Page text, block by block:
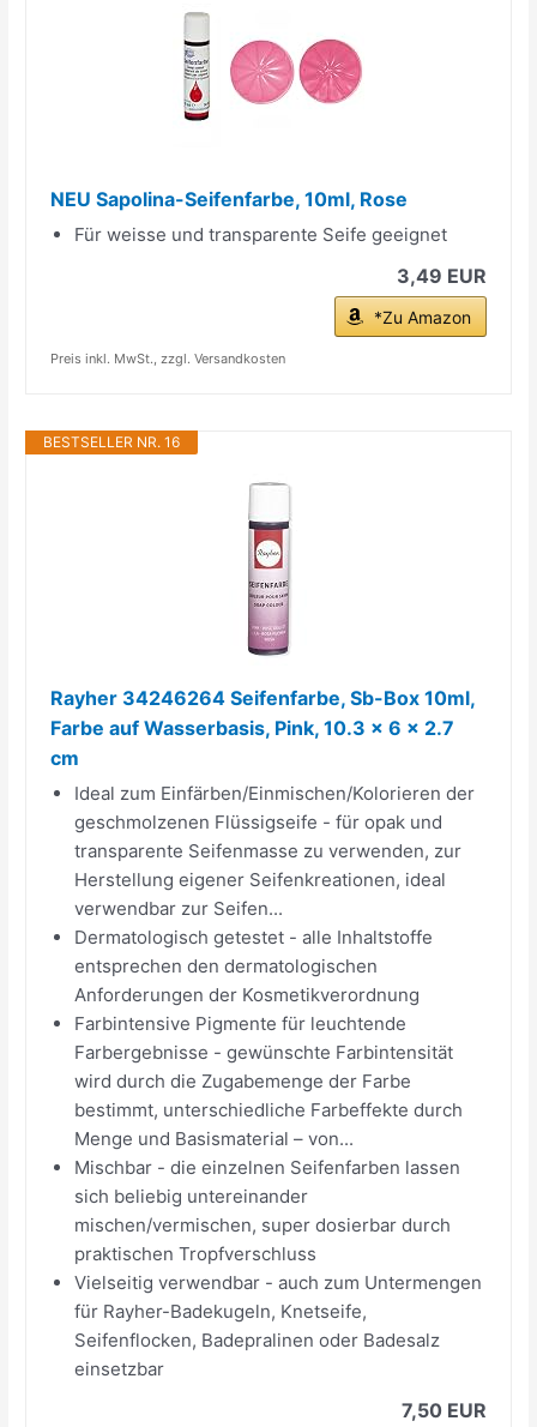
NEU Sapolina-Seifenfarbe, 10ml, Rose
Für weisse und transparente Seife geeignet
3,49 EUR
*Zu Amazon
Preis inkl. MwSt., zzgl. Versandkosten
BESTSELLER NR. 16
Rayher 34246264 Seifenfarbe, Sb-Box 10ml,
Farbe auf Wasserbasis, Pink, 10.3 x 6 x 2.7
cm
Ideal zum Einfärben/Einmischen/Kolorieren der
geschmolzenen Flüssigseife - für opak und
transparente Seifenmasse zu verwenden, zur
Herstellung eigener Seifenkreationen, ideal
verwendbar zur Seifen...
Dermatologisch getestet - alle Inhaltstoffe
entsprechen den dermatologischen
Anforderungen der Kosmetikverordnung
Farbintensive Pigmente für leuchtende
Farbergebnisse - gewünschte Farbintensität
wird durch die Zugabemenge der Farbe
bestimmt, unterschiedliche Farbeffekte durch
Menge und Basismaterial – von...
Mischbar - die einzelnen Seifenfarben lassen
sich beliebig untereinander
mischen/vermischen, super dosierbar durch
praktischen Tropfverschluss
Vielseitig verwendbar - auch zum Untermengen
für Rayher-Badekugeln, Knetseife,
Seifenflocken, Badepralinen oder Badesalz
einsetzbar
7,50 EUR